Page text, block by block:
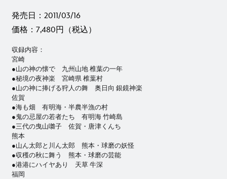
発売日：2011/03/16
価格：7,480円（税込）
収録内容：
宮崎
●山の神の懐で 九州山地 椎葉の一年
●秘境の夜神楽 宮崎県 椎葉村
●山の神に捧げる狩人の舞 奥日向 銀鏡神楽
佐賀
●海も畑 有明海・半農半漁の村
●鬼の忌屋の若者たち 有明海 竹崎島
●三代の曳山囃子 佐賀・唐津くんち
熊本
●山ん太郎と川ん太郎 熊本・球磨の妖怪
●収穫の秋に舞う 熊本・球磨の芸能
●港港にハイヤあり 天草 牛深
福岡